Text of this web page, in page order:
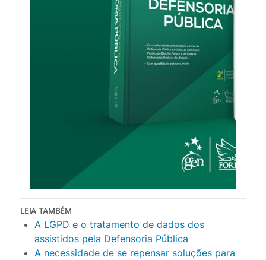
LEIA TAMBÉM
A LGPD e o tratamento de dados dos
assistidos pela Defensoria Pública
A necessidade de se repensar soluções para